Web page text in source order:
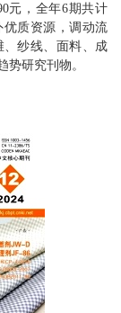
元，全年6期共计
优质资源，调动流
纱线、面料、成
势研究刊物。